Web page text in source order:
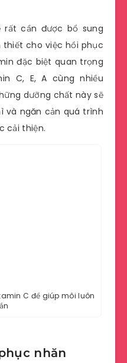
rất cần được bổ sung
cho việc hồi phục
đặc biệt quan trọng
C, E, A cùng nhiều
dưỡng chất này sẽ
và ngăn cản quá trình
cải thiện.
C để giúp môi luôn
nhăn